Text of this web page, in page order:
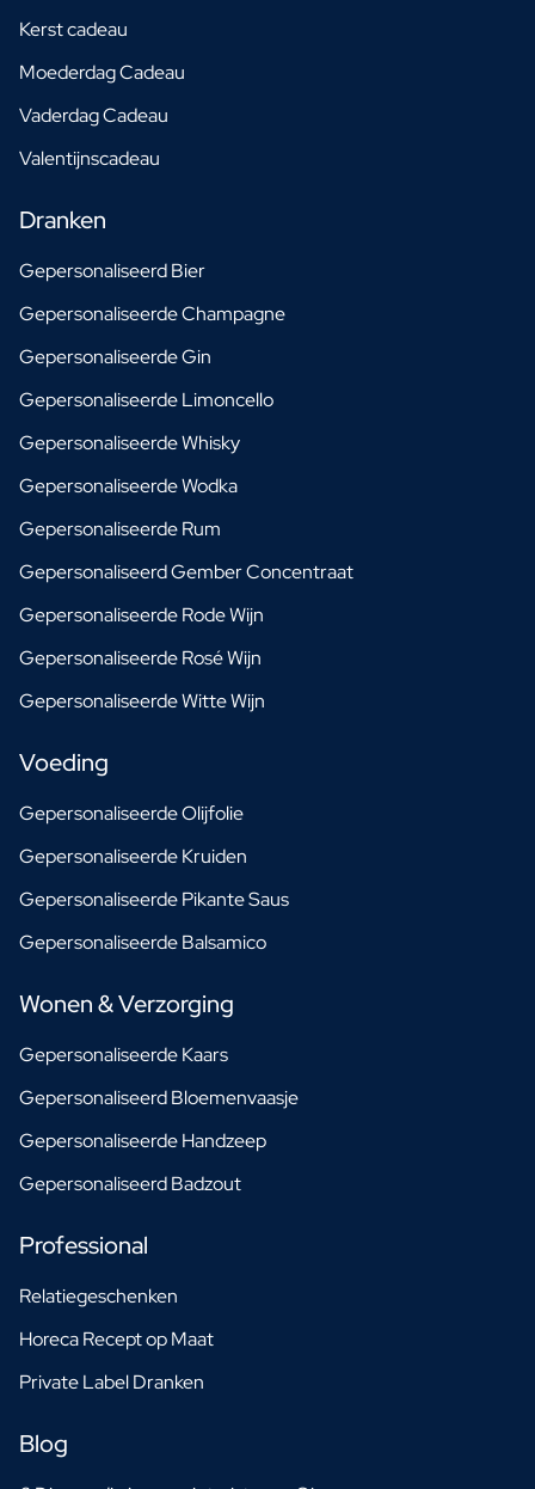
Kerst cadeau
Moederdag Cadeau
Vaderdag Cadeau
Valentijnscadeau
Dranken
Gepersonaliseerd Bier
Gepersonaliseerde Champagne
Gepersonaliseerde Gin
Gepersonaliseerde Limoncello
Gepersonaliseerde Whisky
Gepersonaliseerde Wodka
Gepersonaliseerde Rum
Gepersonaliseerd Gember Concentraat
Gepersonaliseerde Rode Wijn
Gepersonaliseerde Rosé Wijn
Gepersonaliseerde Witte Wijn
Voeding
Gepersonaliseerde Olijfolie
Gepersonaliseerde Kruiden
Gepersonaliseerde Pikante Saus
Gepersonaliseerde Balsamico
Wonen & Verzorging
Gepersonaliseerde Kaars
Gepersonaliseerd Bloemenvaasje
Gepersonaliseerde Handzeep
Gepersonaliseerd Badzout
Professional
Relatiegeschenken
Horeca Recept op Maat
Private Label Dranken
Blog